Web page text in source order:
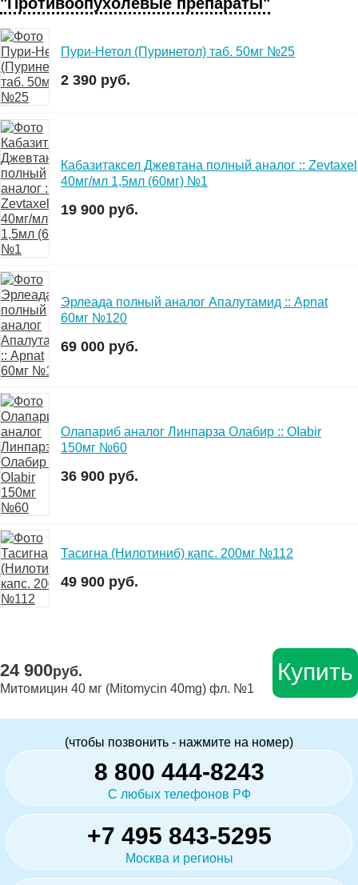
Пури-Нетол (Пуринетол) таб. 50мг №25
2 390 руб.
Кабазитаксел Джевтана полный аналог :: Zevtaxel
40мг/мл 1,5мл (60мг) №1
19 900 руб.
Эрлеада полный аналог Апалутамид :: Apnat
60мг №120
69 000 руб.
Олапариб аналог Линпарза Олабир :: OIabir
150мг №60
36 900 руб.
Тасигна (Нилотиниб) капс. 200мг №112
49 900 руб.
24 900руб.
Митомицин 40 мг (Mitomycin 40mg) фл. №1
Купить
(чтобы позвонить - нажмите на номер)
8 800 444-8243
С любых телефонов РФ
+7 495 843-5295
Москва и регионы